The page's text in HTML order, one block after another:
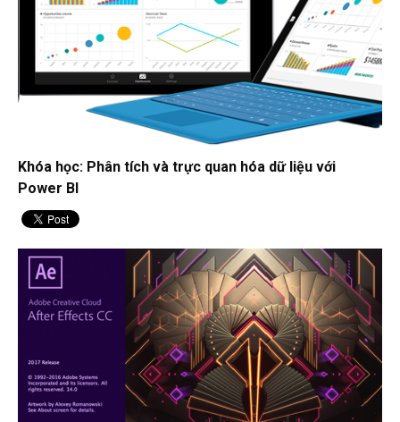
Khóa học: Phân tích và trực quan hóa dữ liệu với
Power BI